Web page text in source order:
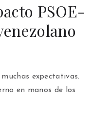
PSOE-
expectativas.
en manos de los